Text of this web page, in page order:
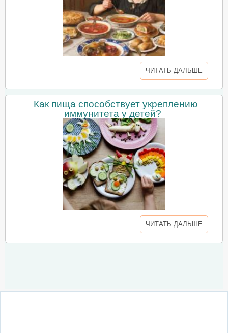
ЧИТАТЬ ДАЛЬШЕ
Как пища способствует укреплению
иммунитета у детей?
ЧИТАТЬ ДАЛЬШЕ